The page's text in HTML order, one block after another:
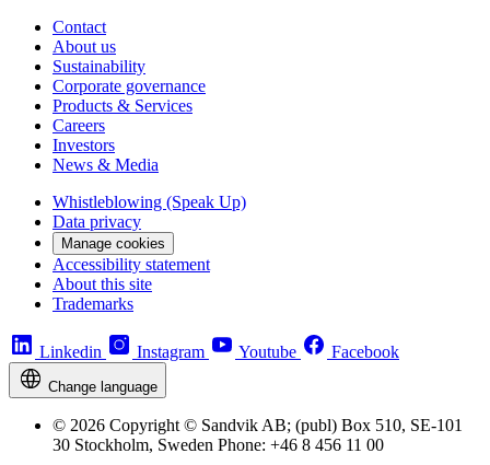
Contact
About us
Sustainability
Corporate governance
Products & Services
Careers
Investors
News & Media
Whistleblowing (Speak Up)
Data privacy
Manage cookies
Accessibility statement
About this site
Trademarks
Linkedin Instagram Youtube Facebook
Change language
© 2026 Copyright © Sandvik AB; (publ) Box 510, SE-101
30 Stockholm, Sweden Phone: +46 8 456 11 00